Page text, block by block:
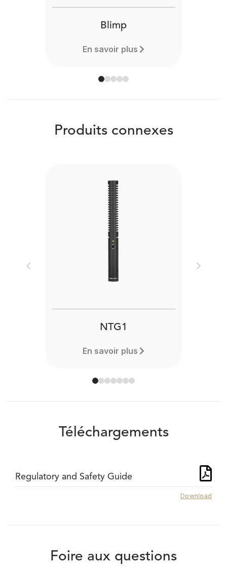
Blimp
En savoir plus
Produits connexes
NTG1
En savoir plus
Previous Next
Téléchargements
Regulatory and Safety Guide
Download
Foire aux questions